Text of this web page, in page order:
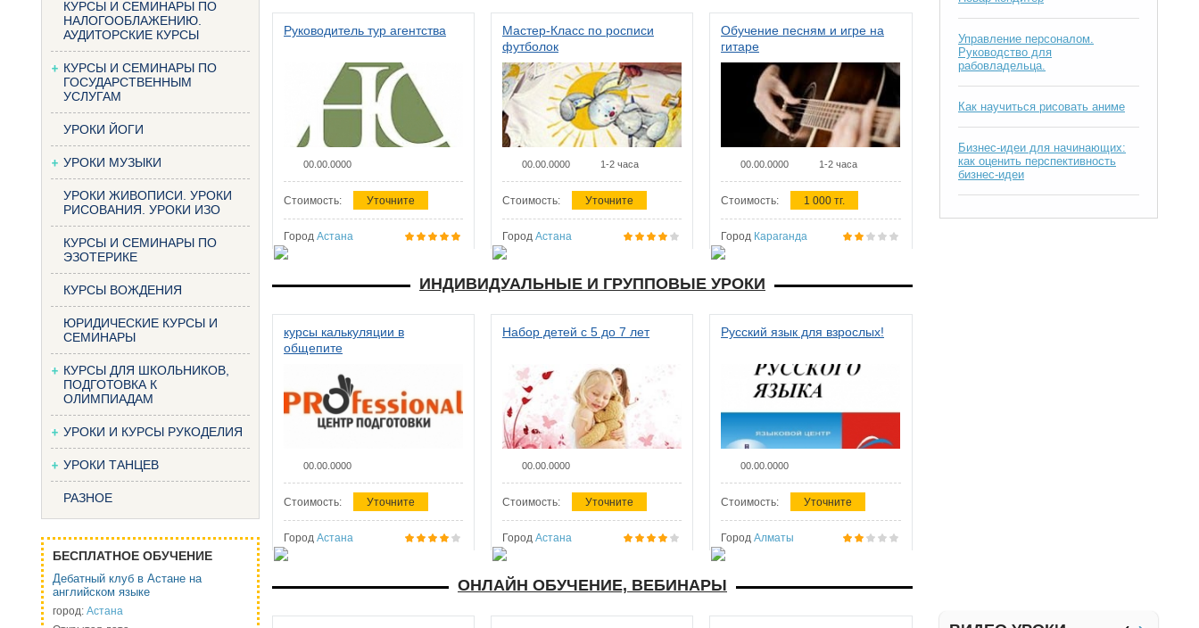
КУРСЫ И СЕМИНАРЫ ПО
НАЛОГООБЛАЖЕНИЮ.
АУДИТОРСКИЕ КУРСЫ
КУРСЫ И СЕМИНАРЫ ПО
ГОСУДАРСТВЕННЫМ
УСЛУГАМ
УРОКИ ЙОГИ
УРОКИ МУЗЫКИ
УРОКИ ЖИВОПИСИ. УРОКИ
РИСОВАНИЯ. УРОКИ ИЗО
КУРСЫ И СЕМИНАРЫ ПО
ЭЗОТЕРИКЕ
КУРСЫ ВОЖДЕНИЯ
ЮРИДИЧЕСКИЕ КУРСЫ И
СЕМИНАРЫ
КУРСЫ ДЛЯ ШКОЛЬНИКОВ,
ПОДГОТОВКА К
ОЛИМПИАДАМ
УРОКИ И КУРСЫ РУКОДЕЛИЯ
УРОКИ ТАНЦЕВ
РАЗНОЕ
БЕСПЛАТНОЕ ОБУЧЕНИЕ
Дебатный клуб в Астане на
английском языке
город: Астана
Руководитель тур агентства
00.00.0000
Стоимость: Уточните
Город Астана
Мастер-Класс по росписи
футболок
00.00.0000 1-2 часа
Стоимость: Уточните
Город Астана
Обучение песням и игре на
гитаре
00.00.0000 1-2 часа
Стоимость: 1 000 тг.
Город Караганда
ИНДИВИДУАЛЬНЫЕ И ГРУППОВЫЕ УРОКИ
курсы калькуляции в
общепите
00.00.0000
Стоимость: Уточните
Город Астана
Набор детей с 5 до 7 лет
00.00.0000
Стоимость: Уточните
Город Астана
Русский язык для взрослых!
00.00.0000
Стоимость: Уточните
Город Алматы
ОНЛАЙН ОБУЧЕНИЕ, ВЕБИНАРЫ
Управление персоналом.
Руководство для
рабовладельца.
Как научиться рисовать аниме
Бизнес-идеи для начинающих:
как оценить перспективность
бизнес-идеи